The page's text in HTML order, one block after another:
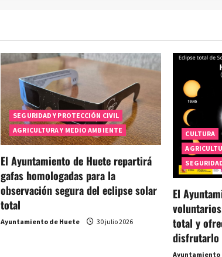
SEGURIDAD Y PROTECCIÓN CIVIL
AGRICULTURA Y MEDIO AMBIENTE
El Ayuntamiento de Huete repartirá
gafas homologadas para la
observación segura del eclipse solar
total
Ayuntamiento de Huete 30 julio 2026
CULTURA
El
total y
disfrutarlo
Ayuntamiento